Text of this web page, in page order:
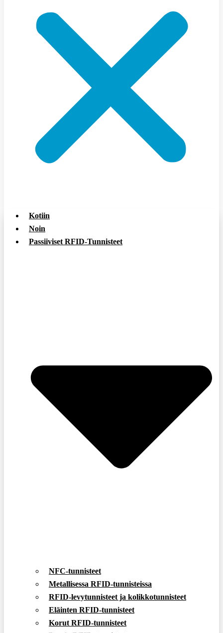
Kotiin
Noin
Passiiviset RFID-Tunnisteet
NFC-tunnisteet
Metallisessa RFID-tunnisteissa
RFID-levytunnisteet ja kolikkotunnisteet
Eläinten RFID-tunnisteet
Korut RFID-tunnisteet